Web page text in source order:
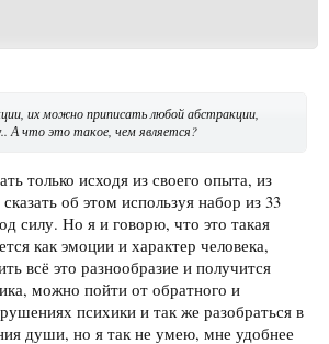
их можно приписать любой абстракции,
А что это такое, чем является?
только исходя из своего опыта, из
об этом используя набор из 33
силу. Но я и говорю, что это такая
как эмоции и характер человека,
всё это разнообразие и получится
можно пойти от обратного и
психики и так же разобраться в
души, но я так не умею, мне удобнее